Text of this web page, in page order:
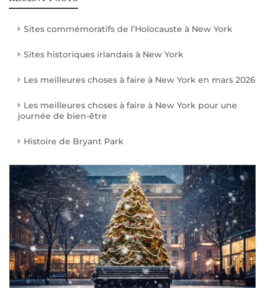
Sites commémoratifs de l’Holocauste à New York
Sites historiques irlandais à New York
Les meilleures choses à faire à New York en mars 2026
Les meilleures choses à faire à New York pour une
journée de bien-être
Histoire de Bryant Park